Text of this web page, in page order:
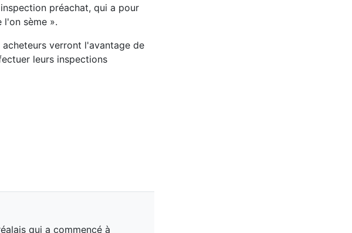
préachat, qui a pour
sème ».
verront l'avantage de
leurs inspections
qui a commencé à